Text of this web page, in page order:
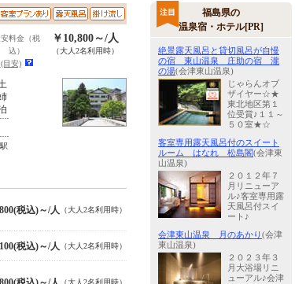
料金（税
込）
(目安)
￥10,800～/人
（大人2名利用時）
税込)～/人 （大人2名利用時）
税込)～/人 （大人2名利用時）
（大人2名利用時）
福島県の
温泉宿・ホテル[PR]
絶景露天風呂と貸切風呂が自慢
の宿 東山温泉 庄助の宿 瀧
の湯(会津東山温泉)
じゃらんオブ
ザイヤー☆★
東北地区第１
位受賞♪１１～
５０室★☆
客室専用露天風呂付のスイート
ルーム はなれ 松島閣(会津東
山温泉)
２０１２年７
月リニューア
ル♪客室専用露
天風呂付スイ
ート♪
会津東山温泉 月のあかり(会津
東山温泉)
２０２３年３
月大浴場リニ
ューアル♪会津